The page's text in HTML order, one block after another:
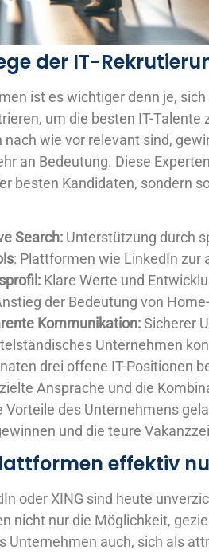
der IT-
ist es wichtiger denn je,
um die besten IT-
wie vor relevant sind,
an Bedeutung. Diese
besten Kandidaten, sondern
Search: Unterstützung durch
: Plattformen wie LinkedIn zur
Klare Werte und
der Bedeutung von
Kommunikation:Sicherer
Unternehmen
drei offene IT-Positionen
Ansprache und die
Vorteile des Unternehmens
und die teure
effektiv
oder XING sind heute
nicht nur die Möglichkeit,
Unternehmen auch, sich als